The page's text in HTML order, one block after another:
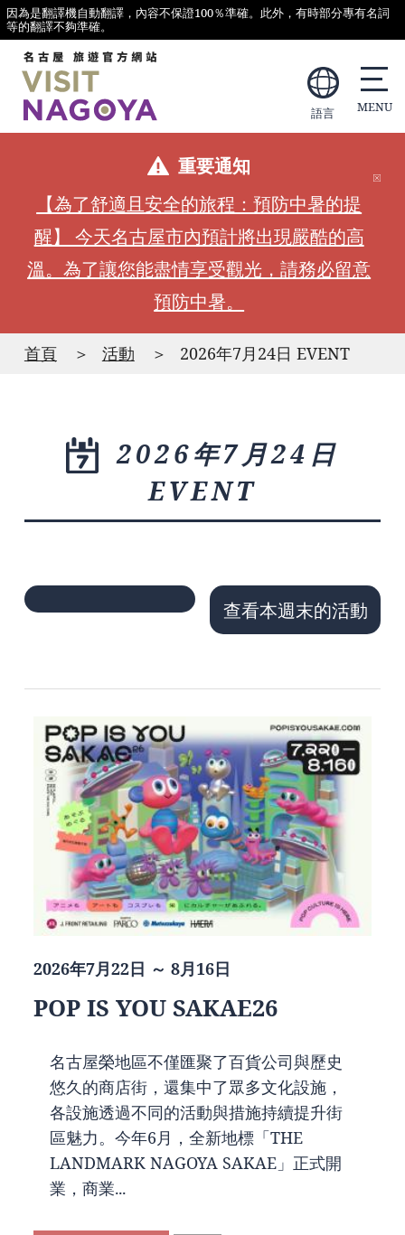
因為是翻譯機自動翻譯，內容不保證100％準確。此外，有時部分專有名詞
等的翻譯不夠準確。
語言
重要通知
【為了舒適且安全的旅程：預防中暑的提
醒】 今天名古屋市內預計將出現嚴酷的高
溫。為了讓您能盡情享受觀光，請務必留意
預防中暑。
首頁 活動 2026年7月24日 EVENT
2026年7月24日
EVENT
查看本週末的活動
2026年7月22日 ～ 8月16日
POP IS YOU SAKAE26
名古屋榮地區不僅匯聚了百貨公司與歷史
悠久的商店街，還集中了眾多文化設施，
各設施透過不同的活動與措施持續提升街
區魅力。今年6月，全新地標「THE
LANDMARK NAGOYA SAKAE」正式開
業，商業...